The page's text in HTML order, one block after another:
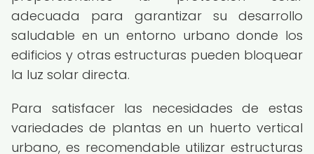
adecuada para garantizar su desarrollo
saludable en un entorno urbano donde los
edificios y otras estructuras pueden bloquear
la luz solar directa.
Para satisfacer las necesidades de estas
variedades de plantas en un huerto vertical
urbano, es recomendable utilizar estructuras